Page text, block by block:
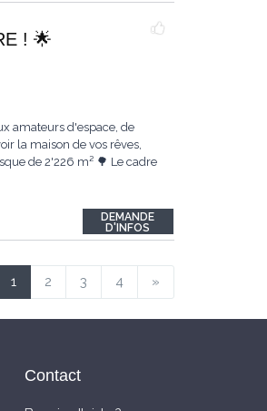
! 🌟
amateurs d'espace, de
la maison de vos rêves,
de 2'226 m² 🌳 Le cadre
DEMANDE
D'INFOS
1 2 3 4 »
Contact